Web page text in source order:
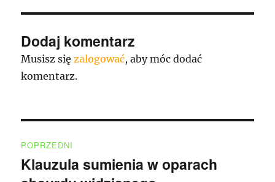
Dodaj komentarz
Musisz sięzalogować, aby móc dodać
komentarz.
wpisu
POPRZEDNI
Poprzedni
Klauzula sumienia w oparach